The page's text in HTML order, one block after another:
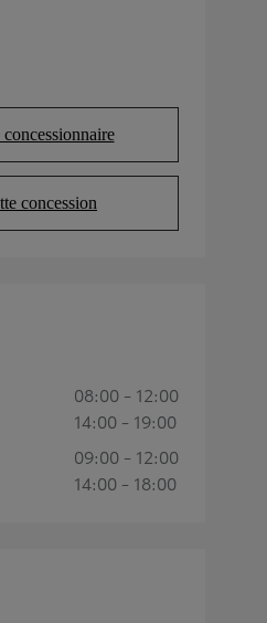
tab)
in new tab)
concession
in new tab)
08:00 - 12:00
14:00 - 19:00
09:00 - 12:00
14:00 - 18:00